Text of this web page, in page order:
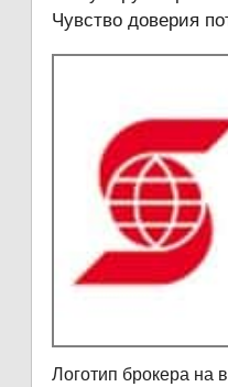
Чувство доверия
Логотип брокера на